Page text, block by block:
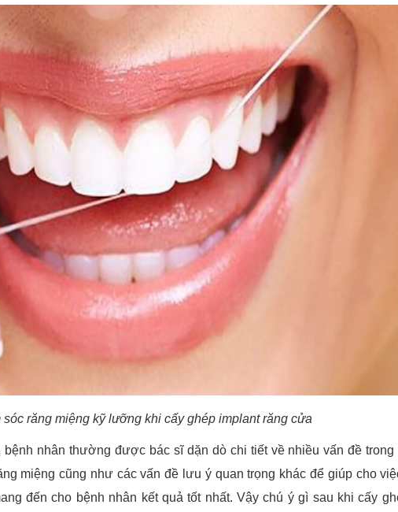
sóc răng miệng kỹ lưỡng khi cấy ghép implant răng cửa
nhân thường được bác sĩ dặn dò chi tiết về nhiều vấn đề trong
miệng cũng như các vấn đề lưu ý quan trọng khác để giúp cho
đến cho bệnh nhân kết quả tốt nhất. Vậy chú ý gì sau khi cấy